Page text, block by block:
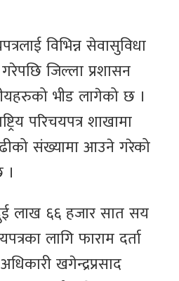
विभिन्न सेवासुविधा
जिल्ला प्रशासन
भीड लागेको छ ।
परिचयपत्र शाखामा
संख्यामा आउने गरेको
लाख ६६ हजार सात सय
लागि फाराम दर्ता
खगेन्द्रप्रसाद